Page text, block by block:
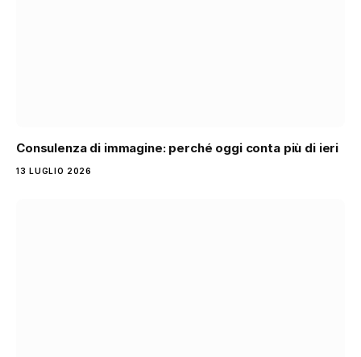
Consulenza di immagine: perché oggi conta più di ieri
13 LUGLIO 2026